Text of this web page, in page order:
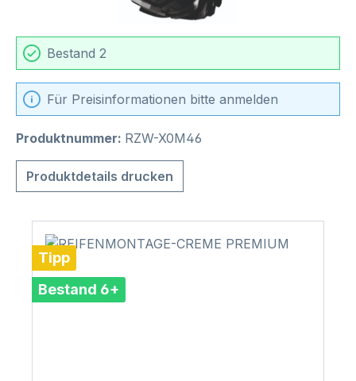
Bestand 2
Für Preisinformationen bitte anmelden
Produktnummer: RZW-X0M46
Produktdetails drucken
Tipp
Bestand 6+